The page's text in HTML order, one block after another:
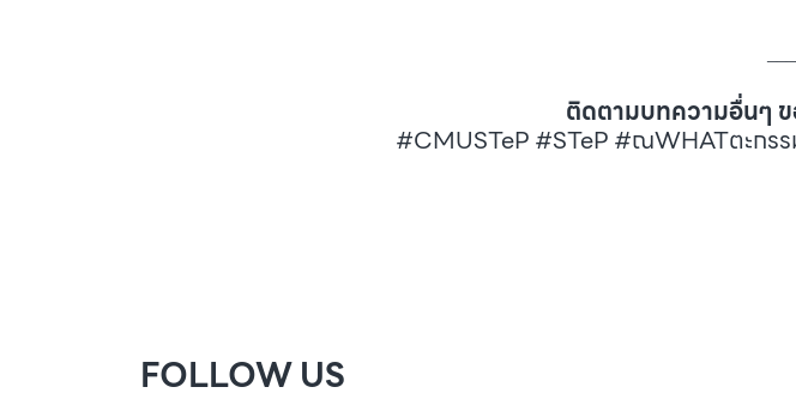
ติดตามบทความอื่นๆ ข
#CMUSTeP #STeP #ณWHATตะก
FOLLOW US